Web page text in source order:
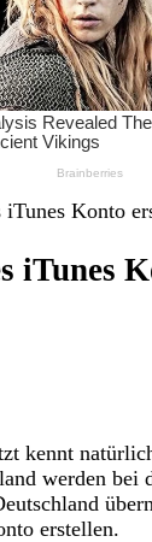
Konto
iTunes
kennt
werden
erstellen.